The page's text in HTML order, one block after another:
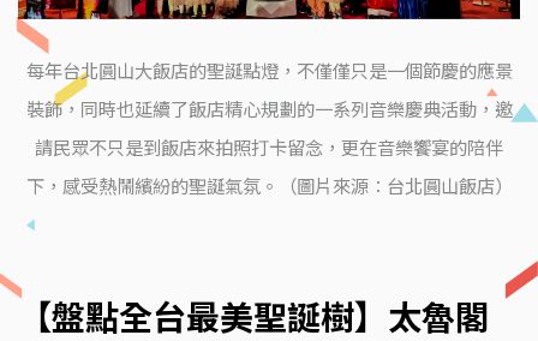
每年台北圓山大飯店的聖誕點燈，不僅僅只是一個節慶的應景
裝飾，同時也延續了飯店精心規劃的一系列音樂慶典活動，邀
請民眾不只是到飯店來拍照打卡留念，更在音樂饗宴的陪伴
下，感受熱鬧繽紛的聖誕氣氛。（圖片來源：台北圓山飯店）
【盤點全台最美聖誕樹】太魯閣